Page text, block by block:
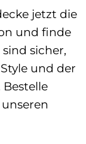
jetzt die
und finde
sicher,
und der